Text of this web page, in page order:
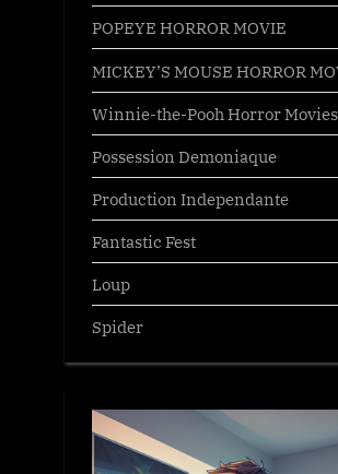
POPEYE HORROR MOVIE
MICKEY’S MOUSE HORROR
Winnie-the-Pooh Horror Movies
Possession Demoniaque
Production Independante
Fantastic Fest
Loup
Spider